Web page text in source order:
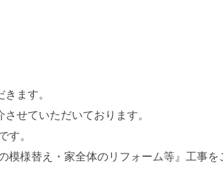
ます。
せていただいております。
す。
模様替え・家全体のリフォーム等』工事を